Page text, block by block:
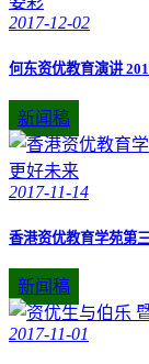
2017-12-02
何东资优教育演讲
新闻稿
2017-11-14
香港资优教育学苑第
新闻稿
2017-11-01